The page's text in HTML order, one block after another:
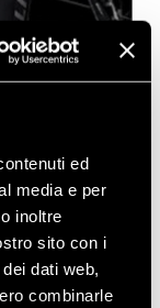
ed
media e per
inoltre
sito con i
dati web,
combinarle
di
più ti